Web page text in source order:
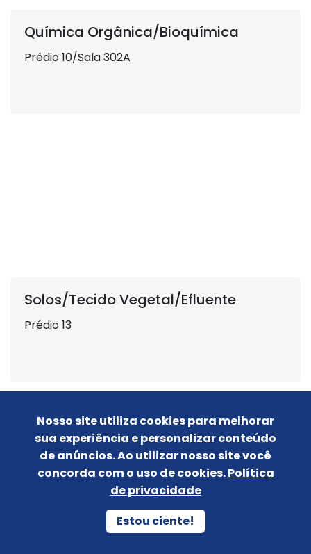
Química Orgânica/Bioquímica
Prédio 10/Sala 302A
Solos/Tecido Vegetal/Efluente
Prédio 13
Nosso site utiliza cookies para melhorar
sua experiência e personalizar conteúdo
de anúncios. Ao utilizar nosso site você
concorda com o uso de cookies.Política
de privacidade
Estou ciente!